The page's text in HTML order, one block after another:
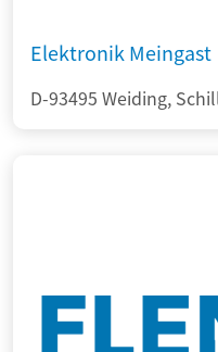
Elektronik Meingast
D-93495 Weiding,